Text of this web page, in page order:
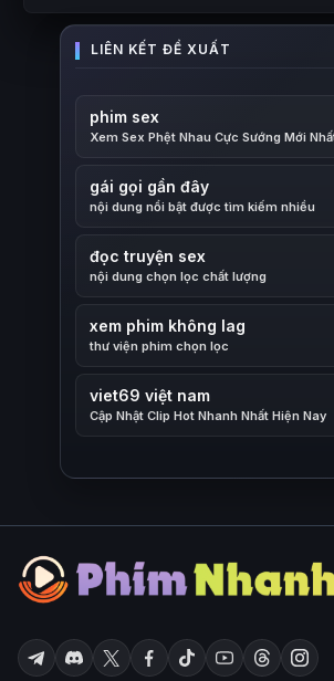
phim sex
Xem Sex Phệt Nhau Cực Sướng Mới
gái gọi gần đây
nội dung nổi bật được tìm kiếm nhiều
đọc truyện sex
nội dung chọn lọc chất lượng
xem phim không lag
thư viện phim chọn lọc
viet69 việt nam
Cập Nhật Clip Hot Nhanh Nhất Hiện Nay